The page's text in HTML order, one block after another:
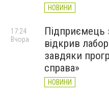
НОВИНИ
Підприємець
відкрив
завдяки
справа»
НОВИНИ
17:24
Вчора